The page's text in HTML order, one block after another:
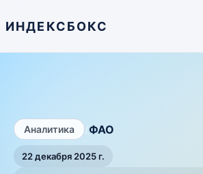
ИНДЕКСБОКС
Аналитика ФАО
22 декабря 2025 г.